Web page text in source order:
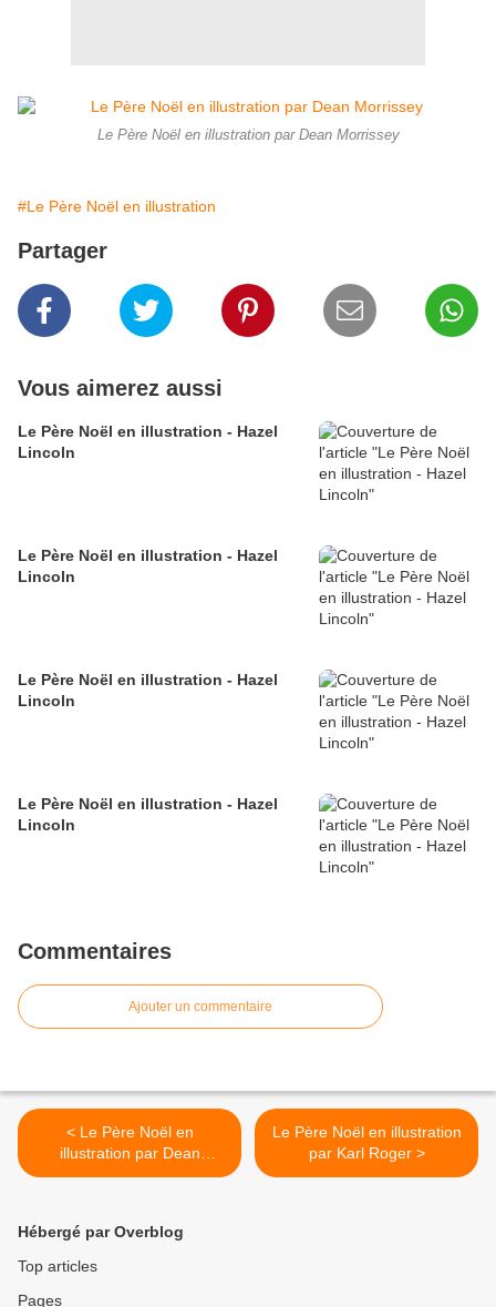
Le Père Noël en illustration par Dean Morrissey
#Le Père Noël en illustration
Partager
Vous aimerez aussi
Le Père Noël en illustration - Hazel
Lincoln
Le Père Noël en illustration - Hazel
Lincoln
Le Père Noël en illustration - Hazel
Lincoln
Le Père Noël en illustration - Hazel
Lincoln
Commentaires
Ajouter un commentaire
< Le Père Noël en
illustration par Dean
Morrissey
Le Père Noël en illustration
par Karl Roger >
Hébergé par Overblog
Top articles
Pages